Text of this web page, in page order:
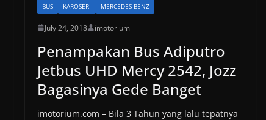
BUS KAROSERI MERCEDES-BENZ
July 24, 2018 imotorium
Penampakan Bus Adiputro
Jetbus UHD Mercy 2542, Jozz
Bagasinya Gede Banget
imotorium.com – Bila 3 Tahun yang lalu tepatnya